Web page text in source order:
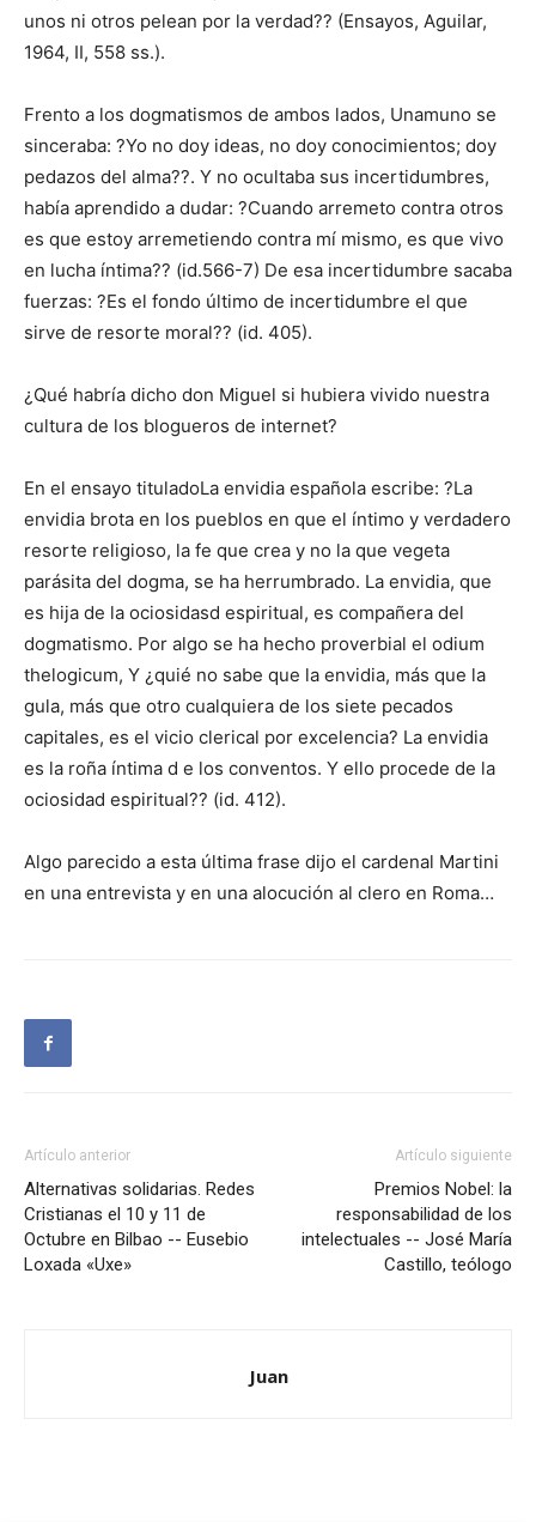
unos ni otros pelean por la verdad?? (Ensayos, Aguilar,
1964, II, 558 ss.).
Frento a los dogmatismos de ambos lados, Unamuno se
sinceraba: ?Yo no doy ideas, no doy conocimientos; doy
pedazos del alma??. Y no ocultaba sus incertidumbres,
había aprendido a dudar: ?Cuando arremeto contra otros
es que estoy arremetiendo contra mí mismo, es que vivo
en lucha íntima?? (id.566-7) De esa incertidumbre sacaba
fuerzas: ?Es el fondo último de incertidumbre el que
sirve de resorte moral?? (id. 405).
¿Qué habría dicho don Miguel si hubiera vivido nuestra
cultura de los blogueros de internet?
En el ensayo tituladoLa envidia española escribe: ?La
envidia brota en los pueblos en que el íntimo y verdadero
resorte religioso, la fe que crea y no la que vegeta
parásita del dogma, se ha herrumbrado. La envidia, que
es hija de la ociosidasd espiritual, es compañera del
dogmatismo. Por algo se ha hecho proverbial el odium
thelogicum, Y ¿quié no sabe que la envidia, más que la
gula, más que otro cualquiera de los siete pecados
capitales, es el vicio clerical por excelencia? La envidia
es la roña íntima d e los conventos. Y ello procede de la
ociosidad espiritual?? (id. 412).
Algo parecido a esta última frase dijo el cardenal Martini
en una entrevista y en una alocución al clero en Roma…
Artículo anterior
Alternativas solidarias. Redes
Cristianas el 10 y 11 de
Octubre en Bilbao -- Eusebio
Loxada «Uxe»
Artículo siguiente
Premios Nobel: la
responsabilidad de los
intelectuales -- José María
Castillo, teólogo
Juan